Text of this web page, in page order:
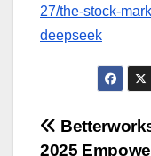
27/the-stock-
deepseek
投Betterworks
2025